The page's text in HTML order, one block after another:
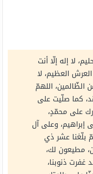
لا إله إلّا أنت
العرش العظيم، لا
الظّالمين، اللهمّ
كما صلّيت على
على محمّدٍ،
إبراهيم، وعلى آل
بلّغنا عشر ذي
مطيعون لك،
غفرت ذنوبنا،